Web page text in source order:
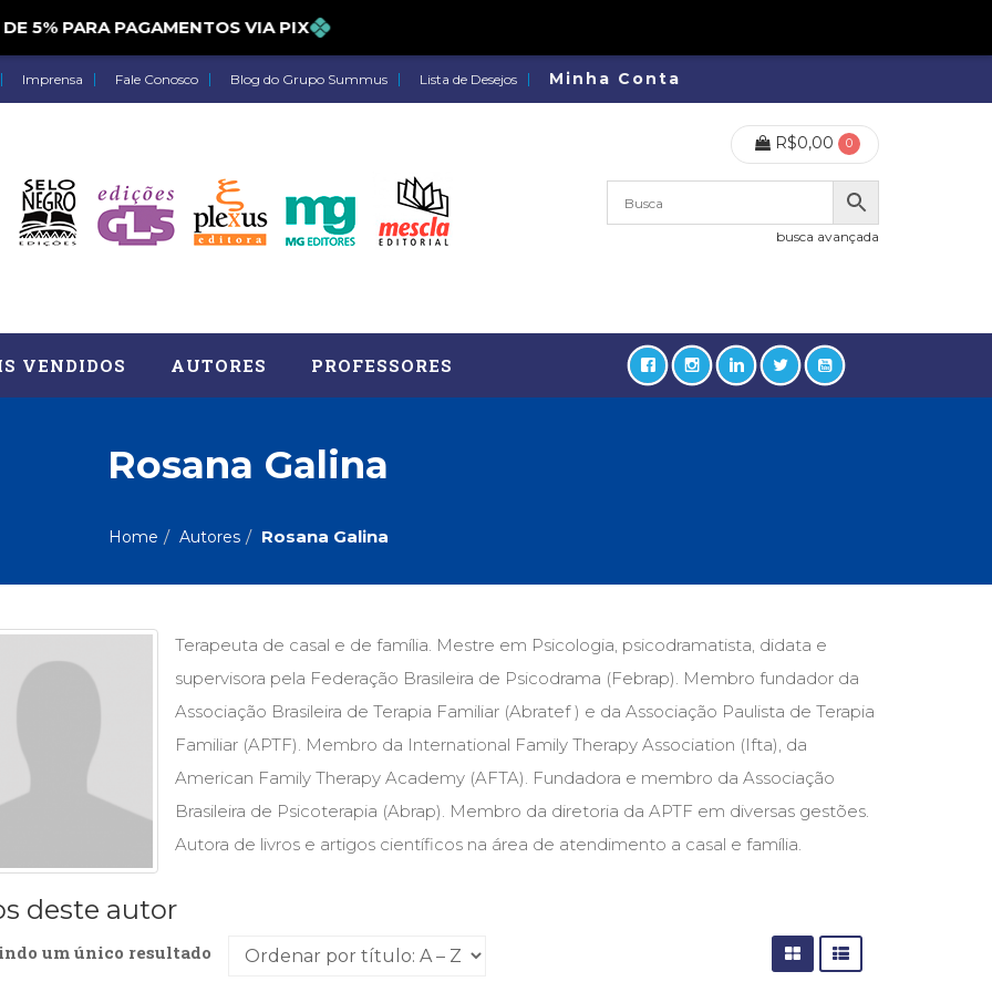
5% PARA PAGAMENTOS VIA PIX
Imprensa Fale Conosco Blog do Grupo Summus Lista de Desejos Minha Conta
R$0,00 0
busca avançada
Comportamento (417)
Economia, Negócios (31)
Educação (278)
Jornalismo (57)
Literatura, Ficção, Ensaios (69)
Obras de referência (47)
Psicodrama (200)
Psicologia, Psicoterapia (797)
Puericultura (23)
Rádio (8)
Temas africanos (30)
Treinamento e RH (65)
Turismo (1)
VENDIDOS AUTORES PROFESSORES
Rosana Galina
Home Autores Rosana Galina
Terapeuta de casal e de família. Mestre em Psicologia, psicodramatista, didata e
supervisora pela Federação Brasileira de Psicodrama (Febrap). Membro fundador da
Associação Brasileira de Terapia Familiar (Abratef ) e da Associação Paulista de Terapia
Familiar (APTF). Membro da International Family Therapy Association (Ifta), da
American Family Therapy Academy (AFTA). Fundadora e membro da Associação
Brasileira de Psicoterapia (Abrap). Membro da diretoria da APTF em diversas gestões.
Autora de livros e artigos científicos na área de atendimento a casal e família.
deste autor
um único resultado